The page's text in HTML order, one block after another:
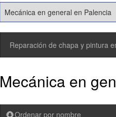
Reparación de chapa y pintura
Mecánica en
Ordenar por nombre